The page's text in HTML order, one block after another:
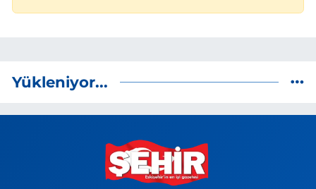
Yükleniyor...